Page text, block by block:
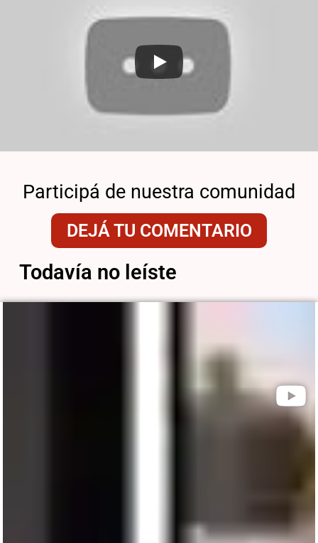
Participá de nuestra comunidad
DEJÁ TU COMENTARIO
Todavía no leíste